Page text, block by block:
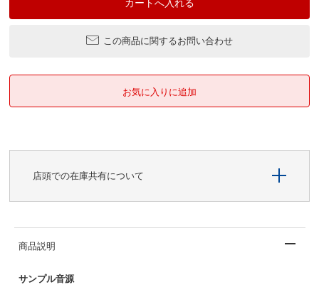
この商品に関するお問い合わせ
店頭での在庫共有について
商品説明
サンプル音源